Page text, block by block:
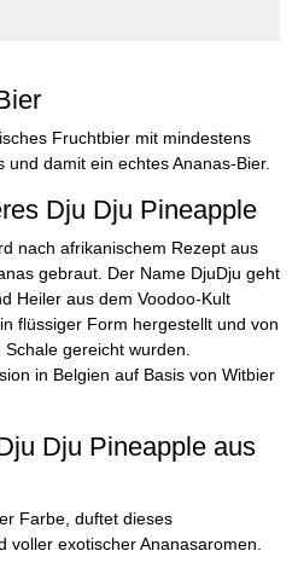
Fruchtbier mit mindestens
damit ein echtes Ananas-Bier.
Dju Dju Pineapple
nach afrikanischem Rezept aus
gebraut. Der Name DjuDju geht
Heiler aus dem Voodoo-Kult
flüssiger Form hergestellt und von
gereicht wurden.
in Belgien auf Basis von Witbier
Dju Pineapple aus
Farbe, duftet dieses
voller exotischer Ananasaromen.